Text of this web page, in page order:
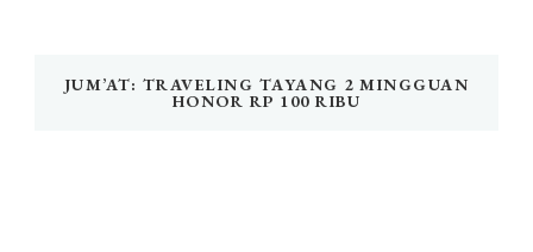
JUM’AT: TRAVELING TAYANG 2 MINGGUAN
HONOR RP 100 RIBU